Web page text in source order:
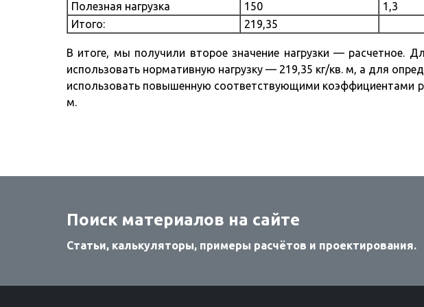
Полезная нагрузка
150 1,3
Итого:
219,35
В итоге, мы получили второе значение нагрузки — расчетное.
использовать нормативную нагрузку — 219,35 кг/кв. м, а для
использовать повышенную соответствующими коэффициентами
м.
Поиск материалов на сайте
Статьи, калькуляторы, примеры расчётов и проектирования.